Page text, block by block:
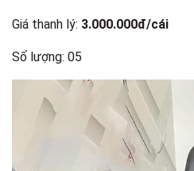
Giá thanh lý: 3.000.000đ/cái
Số lượng: 05